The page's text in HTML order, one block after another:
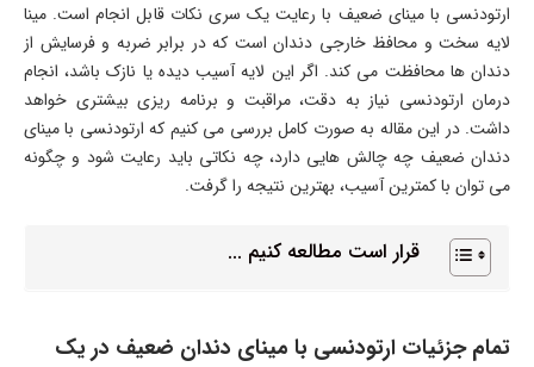
ارتودنسی با مینای ضعیف با رعایت یک سری نکات قابل انجام است. مينا
لایه سخت و محافظ خارجی دندان است که در برابر ضربه و فرسایش از
دندان ها محافظت می کند. اگر این لایه آسیب دیده یا نازک باشد، انجام
درمان ارتودنسی نیاز به دقت، مراقبت و برنامه ریزی بیشتری خواهد
داشت. در این مقاله به صورت کامل بررسی می کنیم که ارتودنسی با مینای
دندان ضعیف چه چالش هایی دارد، چه نکاتی باید رعایت شود و چگونه
می توان با کمترین آسیب، بهترین نتیجه را گرفت.
قرار است مطالعه کنیم ...
تمام جزئیات ارتودنسی با مینای دندان ضعیف در یک